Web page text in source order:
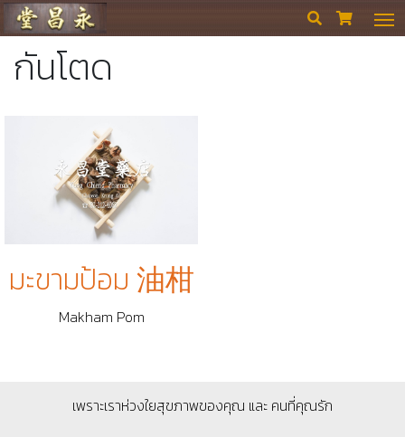
ร้านขายยา ย่งเชียงตึ๊ง  
กันโตด
มะขามป้อม 油柑
Makham Pom
เพราะเราห่วงใยสุขภาพของคุณ และ คนที่คุณรัก